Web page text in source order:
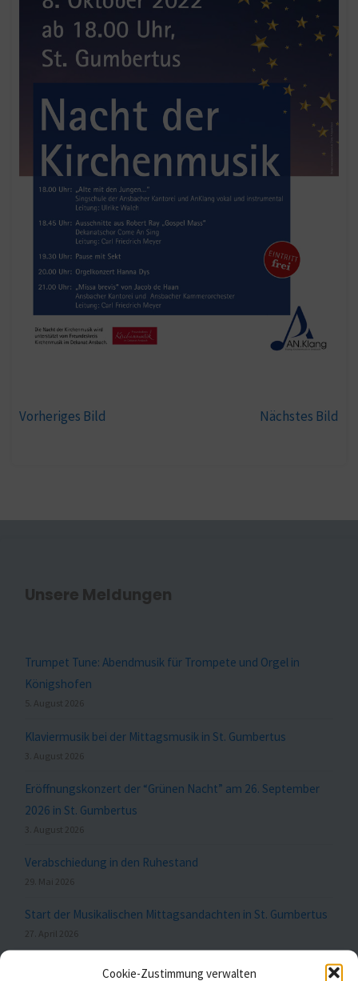
Cookie-Zustimmung verwalten
Vorheriges Bild Nächstes Bild
Unsere Meldungen
Trumpet Tune: Abendmusik für Trompete und Orgel in
Königshofen
5. August 2026
Klaviermusik bei der Mittagsmusik in St. Gumbertus
3. August 2026
Eröffnungskonzert der “Grünen Nacht” am 26. September
2026 in St. Gumbertus
3. August 2026
Verabschiedung in den Ruhestand
29. Mai 2026
Start der Musikalischen Mittagsandachten in St. Gumbertus
27. April 2026